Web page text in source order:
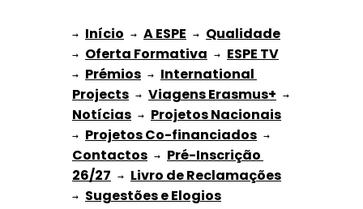
→ Início → A ESPE → Qualidade
→ Oferta Formativa → ESPE TV
→ Prémios → International
Projects → Viagens Erasmus+
Notícias → Projetos Nacionais
→ Projetos Co-financiados
Contactos → Pré-Inscrição
26/27 → Livro de Reclamações
→ Sugestões e Elogios